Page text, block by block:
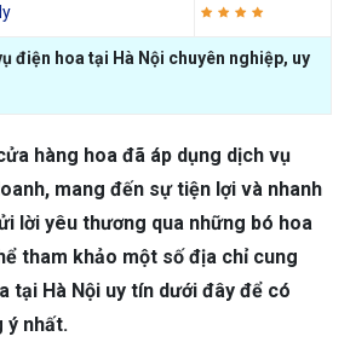
điện hoa tại Hà Nội chuyên nghiệp, uy
hàng hoa đã áp dụng dịch vụ
mang đến sự tiện lợi và nhanh
lời yêu thương qua những bó hoa
tham khảo một số địa chỉ cung
tại Hà Nội uy tín dưới đây để có
ý nhất.